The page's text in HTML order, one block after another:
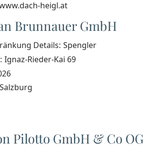
heigl.at
Brunnauer GmbH
Details: Spengler
Ignaz-Rieder-Kai 69
Salzburg
Pilotto GmbH & Co OG